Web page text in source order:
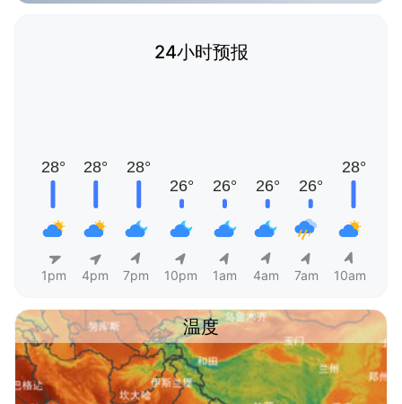
24小时预报
1pm 4pm 7pm 10pm 1am 4am 7am 10am
温度